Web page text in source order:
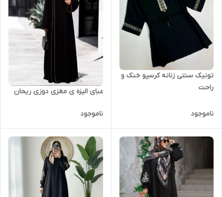
تونیک سنتی زنانه کرسپو خنک و
راحت
ناموجود
عبای الیزه ی مغزی دوزی ریحان
ناموجود